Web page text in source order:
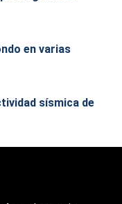
en varias
sísmica de